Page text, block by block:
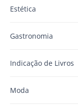
Estética
Gastronomia
Indicação de Livros
Moda